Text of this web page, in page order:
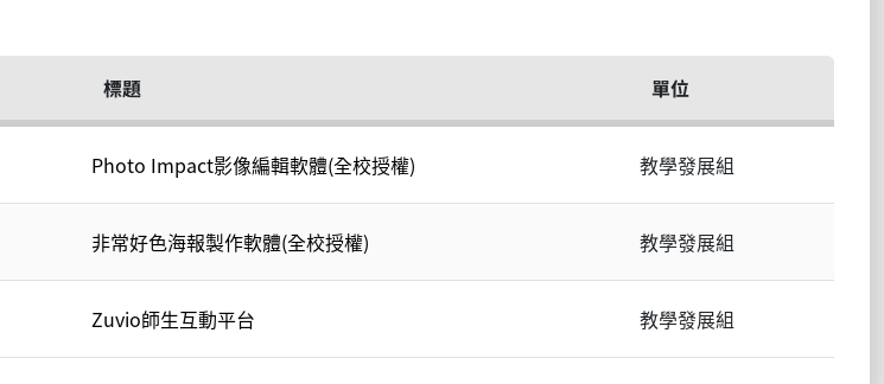
標題 單位
Photo Impact影像編輯軟體(全校授權) 教學發展組
非常好色海報製作軟體(全校授權) 教學發展組
Zuvio師生互動平台 教學發展組